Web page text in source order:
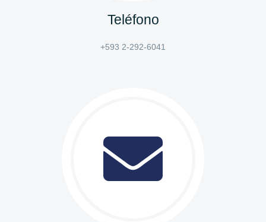
Teléfono
+593 2-292-6041